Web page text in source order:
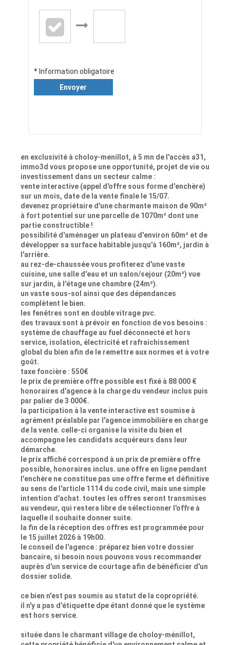
* Information obligatoire
Envoyer
en exclusivité à choloy-menillot, à 5 mn de l'accès a31,
immo3d vous propose une opportunité, projet de vie ou
investissement dans un secteur calme :
vente interactive (appel d'offre sous forme d'enchère)
sur un mois, date de la vente finale le 15/07.
devenez propriétaire d'une charmante maison de 90m²
à fort potentiel sur une parcelle de 1070m² dont une
partie constructible !
possibilité d'aménager un plateau d'environ 60m² et de
développer sa surface habitable jusqu'à 160m², jardin à
l'arrière.
au rez-de-chaussée vous profiterez d'une vaste
cuisine, une salle d'eau et un salon/sejour (20m²) vue
sur jardin, à l'étage une chambre (24m²).
un vaste sous-sol ainsi que des dépendances
complètent le bien.
les fenêtres sont en double vitrage pvc.
des travaux sont à prévoir en fonction de vos besoins :
système de chauffage au fuel déconnecté et hors
service, isolation, électricité et rafraichissement
global du bien afin de le remettre aux normes et à votre
goût.
taxe foncière : 550€
le prix de première offre possible est fixé à 88 000 €
honoraires d'agence à la charge du vendeur inclus puis
par palier de 3 000€.
la participation à la vente interactive est soumise à
agrément préalable par l'agence immobilière en charge
de la vente. celle-ci organise la visite du bien et
accompagne les candidats acquéreurs dans leur
démarche.
le prix affiché correspond à un prix de première offre
possible, honoraires inclus. une offre en ligne pendant
l'enchère ne constitue pas une offre ferme et définitive
au sens de l'article 1114 du code civil, mais une simple
intention d'achat. toutes les offres seront transmises
au vendeur, qui restera libre de sélectionner l'offre à
laquelle il souhaite donner suite.
la fin de la réception des offres est programmée pour
le 15 juillet 2026 à 19h00.
le conseil de l'agence : préparez bien votre dossier
bancaire, si besoin nous pouvons vous recommander
auprès d'un service de courtage afin de bénéficier d'un
dossier solide.
ce bien n'est pas soumis au statut de la copropriété.
il n'y a pas d'étiquette dpe étant donné que le système
est hors service.
située dans le charmant village de choloy-ménillot,